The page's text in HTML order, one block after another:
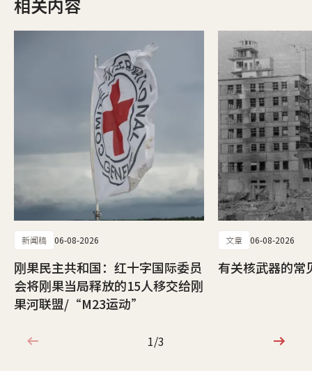
相关内容
新闻稿 06-08-2026
刚果民主共和国：红十字国际委员
会将刚果当局释放的15人移交给刚
果河联盟/“M23运动”
文章 06-08-2026
有关核武器的常
1/3
1/3